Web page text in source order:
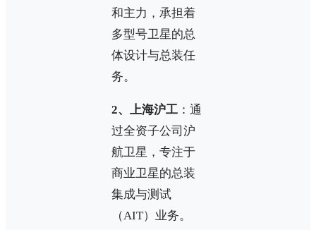
和主力，承担着
多型号卫星的总
体设计与总装任
务。
2、上海沪工 ：通
过全资子公司沪
航卫星，专注于
商业卫星的总装
集成与测试
（AIT）业务。